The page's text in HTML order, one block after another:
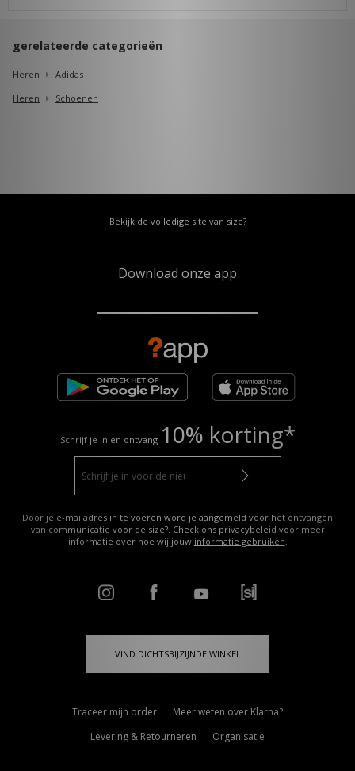
gerelateerde categorieën
Heren
Adidas
Heren
Schoenen
Bekijk de volledige site van size?
Download onze app
Schrijf je in en ontvang 10% korting*
Door je e-mailadres in te voeren word je aangemeld voor het ontvangen
van communicatie voor de size?. Check ons privacybeleid voor meer
informatie over hoe wij jouw informatie gebruiken.
VIND DICHTSBIJZIJNDE WINKEL
Traceer mijn order
Meer weten over Klarna?
Levering & Retourneren
Organisatie